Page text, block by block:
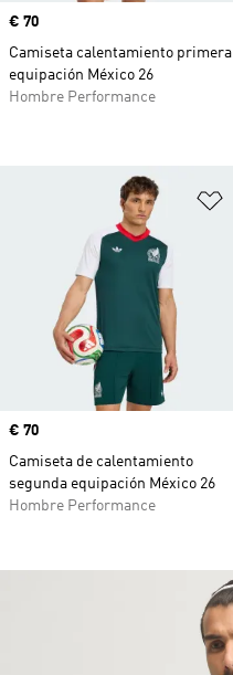
Precio
€ 70
Camiseta calentamiento primera
equipación México 26
Hombre Performance
Precio
€ 70
Camiseta de calentamiento
segunda equipación México 26
Hombre Performance